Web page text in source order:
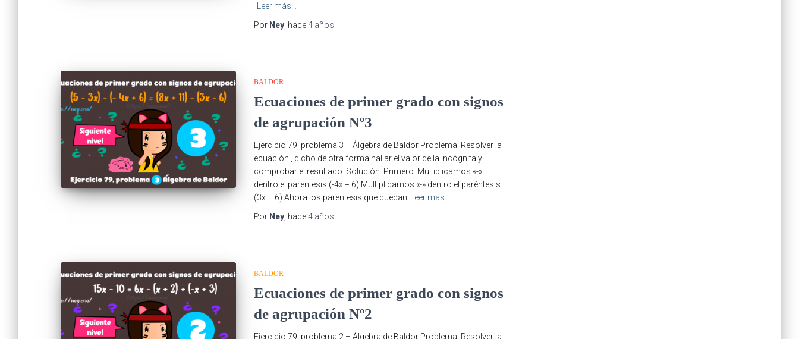
Leer más…
Por Ney , hace4 años
BALDOR
Ecuaciones de primer grado con signos
de agrupación Nº3
Ejercicio 79, problema 3 – Álgebra de Baldor Problema: Resolver la
ecuación , dicho de otra forma hallar el valor de la incógnita y
comprobar el resultado. Solución: Primero: Multiplicamos «-»
dentro el paréntesis (-4x + 6) Multiplicamos «-» dentro el paréntesis
(3x – 6) Ahora los paréntesis que quedan
Leer más…
Por Ney , hace4 años
BALDOR
Ecuaciones de primer grado con signos
de agrupación Nº2
Ejercicio 79, problema 2 – Álgebra de Baldor Problema: Resolver la